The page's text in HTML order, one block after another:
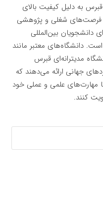
به دلیل کیفیت بالای
فرصت‌های شغلی و پژوهشی
دانشجویان بین‌المللی
دانشگاه‌های معتبر مانند
مدیترانه‌ای قبرس
جهانی ارائه می‌دهند که
مهارت‌های علمی و عملی خود
کنند.